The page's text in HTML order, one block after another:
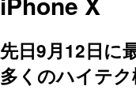
先日9月12日に
多くのハイテク